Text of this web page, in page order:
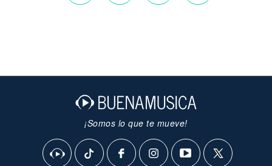
¡Somos lo que te mueve!